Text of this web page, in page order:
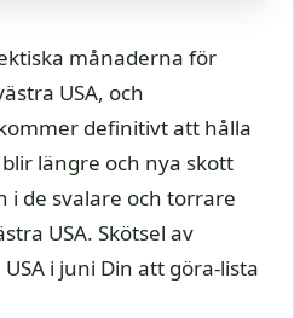
månaderna för
USA, och
definitivt att hålla
längre och nya skott
i de svalare och torrare
USA. Skötsel av
i juni Din att göra-lista